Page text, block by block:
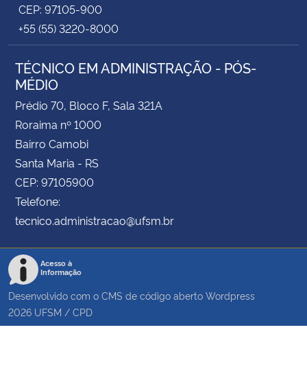
CEP: 97105-900
+55 (55) 3220-8000
TÉCNICO EM ADMINISTRAÇÃO - PÓS-
MÉDIO
Prédio 70, Bloco F, Sala 321A
Roraima nº 1000
Bairro Camobi
Santa Maria - RS
CEP: 97105900
Telefone:
tecnico.administracao@ufsm.br
Acesso à
Informação
Desenvolvido com o CMS de código aberto Wordpress
2026 UFSM / CPD